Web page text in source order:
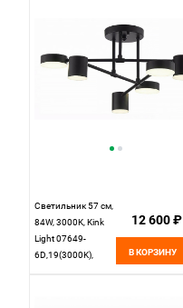
Светильник 57 см,
84W, 3000K, Kink
Light 07649-
6D,19(3000K),
12 600 ₽
В КОРЗИНУ